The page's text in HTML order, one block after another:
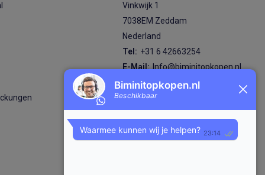
Vinkwijk 1
7038EM Zeddam
Nederland
Tel: +31 6 42663254
E-Mail: Info@biminitopkopen.nl
KVK nummer: 92824870
BTW nummer: NL004980474B89
IBAN: NL87 RABO 0380 7619 98